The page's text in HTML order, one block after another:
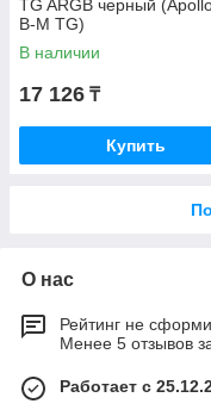
TG ARGB черный
B-M TG)
В наличии
17 126 ₸
Купить
О нас
Рейтинг не
Менее 5 отзывов
Работает с